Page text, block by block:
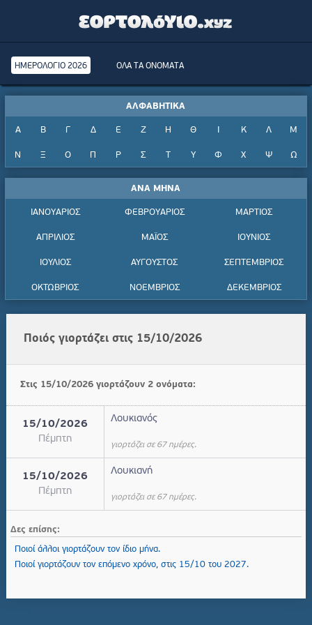
ΗΜΕΡΟΛΟΓΙΟ 2026 ΟΛΑ ΤΑ ΟΝΟΜΑΤΑ
ΑΛΦΑΒΗΤΙΚΑ
Α Β Γ Δ Ε Ζ Η Θ Κ Λ Μ
Ν Ξ Ο Π Ρ Σ Τ Υ Φ Χ Ψ Ω
ΑΝΑ ΜΗΝΑ
ΙΑΝΟΥΑΡΙΟΣ ΦΕΒΡΟΥΑΡΙΟΣ ΜΑΡΤΙΟΣ
ΑΠΡΙΛΙΟΣ ΜΑΪΟΣ ΙΟΥΝΙΟΣ
ΙΟΥΛΙΟΣ ΑΥΓΟΥΣΤΟΣ ΣΕΠΤΕΜΒΡΙΟΣ
ΟΚΤΩΒΡΙΟΣ ΝΟΕΜΒΡΙΟΣ ΔΕΚΕΜΒΡΙΟΣ
Ποιός γιορτάζει στις 15/10/2026
Στις 15/10/2026 γιορτάζουν 2 ονόματα:
15/10/2026
Πέμπτη
Λουκιανός
γιορτάζει σε 67 ημέρες.
15/10/2026
Πέμπτη
Λουκιανή
γιορτάζει σε 67 ημέρες.
Δες επίσης:
Ποιοί άλλοι γιορτάζουν τον ίδιο μήνα.
Ποιοί γιορτάζουν τον επόμενο χρόνο, στις 15/10 του 2027.